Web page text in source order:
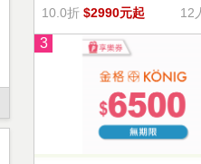
10.0折 $2990元起 12
3